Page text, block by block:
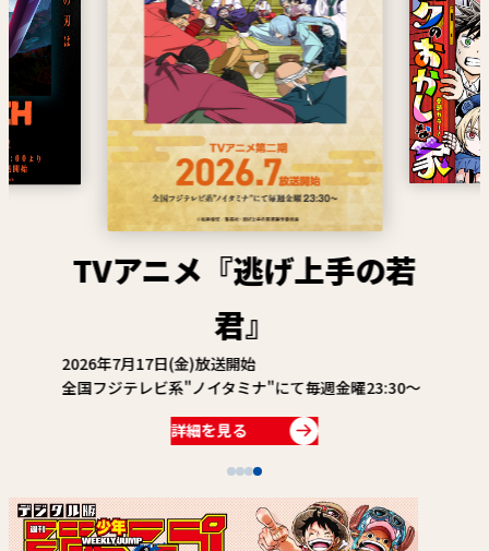
雑誌
定期購読
イチオシ情報
漫画賞
関連リンク
TVアニメ『逃げ上手の若
君』
2026年7月17日(金)放送開始
全国フジテレビ系"ノイタミナ"にて毎週金曜23:30～
詳細を見る